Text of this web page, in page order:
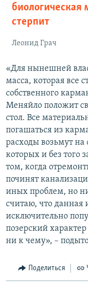
биологическая
стерпит
Леонид Грач
«Для нынешней
масса, которая все
собственного
Меняйло положит
стол. Все
погашаться из
расходы возьмут на
которых и без того
том, когда
починят
иных проблем, но
считаю, что данная
исключительно
позерский
ни к чему», –
Поделиться